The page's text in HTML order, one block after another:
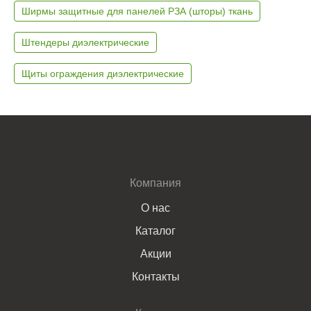
Ширмы защитные для панелей РЗА (шторы) ткань
Штендеры диэлектрические
Щиты ограждения диэлектрические
Компания
О нас
Каталог
Акции
Контакты